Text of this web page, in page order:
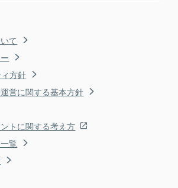
て
方針
営に関する基本方針
トに関する考え方
覧